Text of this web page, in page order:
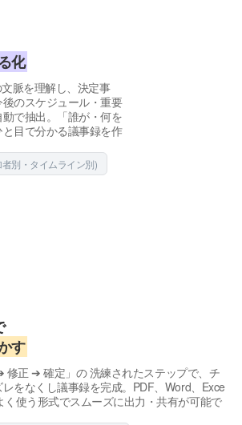
化
脈を理解し、決定事
のスケジュール・重要
で抽出。「誰が・何を
目で分かる議事録を作
別・タイムライン別)
す
修正 ➔ 確定」の 洗練されたステップで、チ
をなくし議事録を完成。PDF、Word、Exce
く使う形式でスムーズに出力・共有が可能で